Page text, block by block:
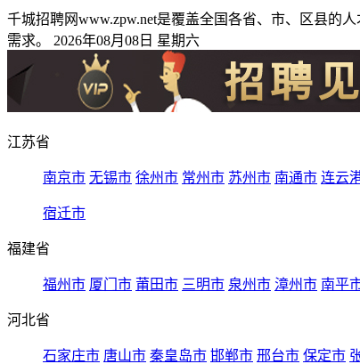
千城招聘网www.zpw.net是覆盖全国各省、市、区县的
需求。 2026年08月08日 星期六
江苏省
南京市 无锡市 徐州市 常州市 苏州市 南通市 连云
宿迁市
福建省
福州市 厦门市 莆田市 三明市 泉州市 漳州市 南平
河北省
石家庄市 唐山市 秦皇岛市 邯郸市 邢台市 保定市